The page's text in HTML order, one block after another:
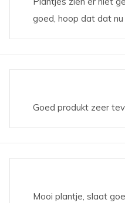
goed, hoop dat dat
Goed produkt zeer
Mooi plantje, slaat